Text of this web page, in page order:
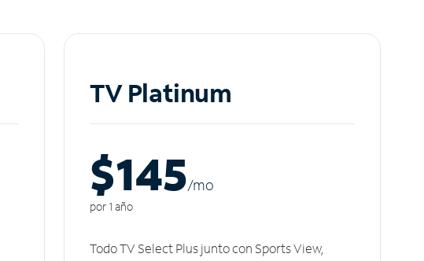
TV Platinum
$145/mo
por 1 año
Todo TV Select Plus junto con Sports View,